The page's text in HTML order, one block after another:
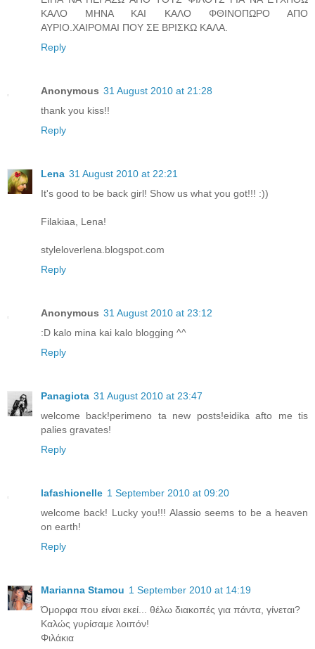
ΚΑΛΟ ΜΗΝΑ ΚΑΙ ΚΑΛΟ ΦΘΙΝΟΠΩΡΟ ΑΠΟ
ΑΥΡΙΟ.ΧΑΙΡΟΜΑΙ ΠΟΥ ΣΕ ΒΡΙΣΚΩ ΚΑΛΑ.
Reply
Anonymous 31 August 2010 at 21:28
thank you kiss!!
Reply
Lena 31 August 2010 at 22:21
It's good to be back girl! Show us what you got!!! :))
Filakiaa, Lena!
styleloverlena.blogspot.com
Reply
Anonymous 31 August 2010 at 23:12
:D kalo mina kai kalo blogging ^^
Reply
Panagiota 31 August 2010 at 23:47
welcome back!perimeno ta new posts!eidika afto me tis
palies gravates!
Reply
lafashionelle 1 September 2010 at 09:20
welcome back! Lucky you!!! Alassio seems to be a heaven
on earth!
Reply
Marianna Stamou 1 September 2010 at 14:19
Όμορφα που είναι εκεί... θέλω διακοπές για πάντα, γίνεται?
Καλώς γυρίσαμε λοιπόν!
Φιλάκια